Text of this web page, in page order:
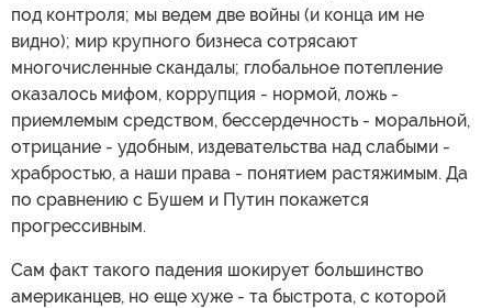
под контроля; мы ведем две войны (и конца им не
видно); мир крупного бизнеса сотрясают
многочисленные скандалы; глобальное потепление
оказалось мифом, коррупция - нормой, ложь -
приемлемым средством, бессердечность - моральной,
отрицание - удобным, издевательства над слабыми -
храбростью, а наши права - понятием растяжимым. Да
по сравнению с Бушем и Путин покажется
прогрессивным.
Сам факт такого падения шокирует большинство
американцев, но еще хуже - та быстрота, с которой